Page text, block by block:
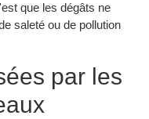
que les dégâts ne
saleté ou de pollution
par les